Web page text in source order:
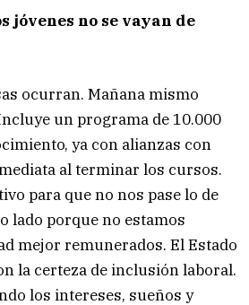
jóvenes no se vayan de
ocurran. Mañana mismo
un programa de 10.000
ya con alianzas con
al terminar los cursos.
para que no nos pase lo de
lado porque no estamos
mejor remunerados. El Estado
la certeza de inclusión laboral.
los intereses, sueños y